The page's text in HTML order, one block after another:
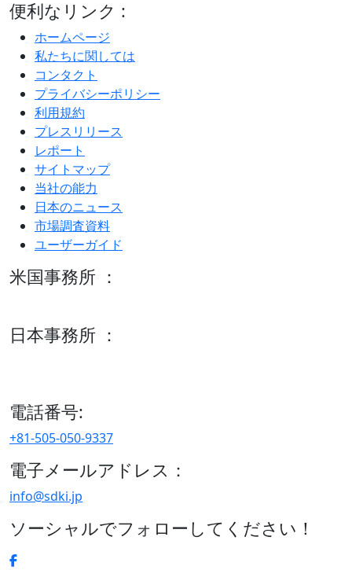
便利なリンク :
ホームページ
私たちに関しては
コンタクト
プライバシーポリシー
利用規約
プレスリリース
レポート
サイトマップ
当社の能力
日本のニュース
市場調査資料
ユーザーガイド
米国事務所 ：
日本事務所 ：
電話番号:
+81-505-050-9337
電子メールアドレス：
info@sdki.jp
ソーシャルでフォローしてください！